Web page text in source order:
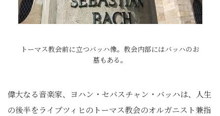
トーマス教会前に立つバッハ像。教会内部にはバッハのお
墓もある。
偉大なる音楽家、ヨハン・セバスチャン・バッハは、人生
の後半をライプツィヒのトーマス教会のオルガニスト兼指